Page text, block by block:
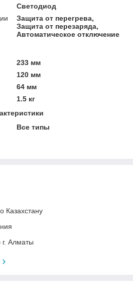
Светодиод
Защита от перегрева,
Защита от перезаряда,
Автоматическое отключение
233 мм
120 мм
64 мм
1.5 кг
Все типы
Казахстану
г. Алматы